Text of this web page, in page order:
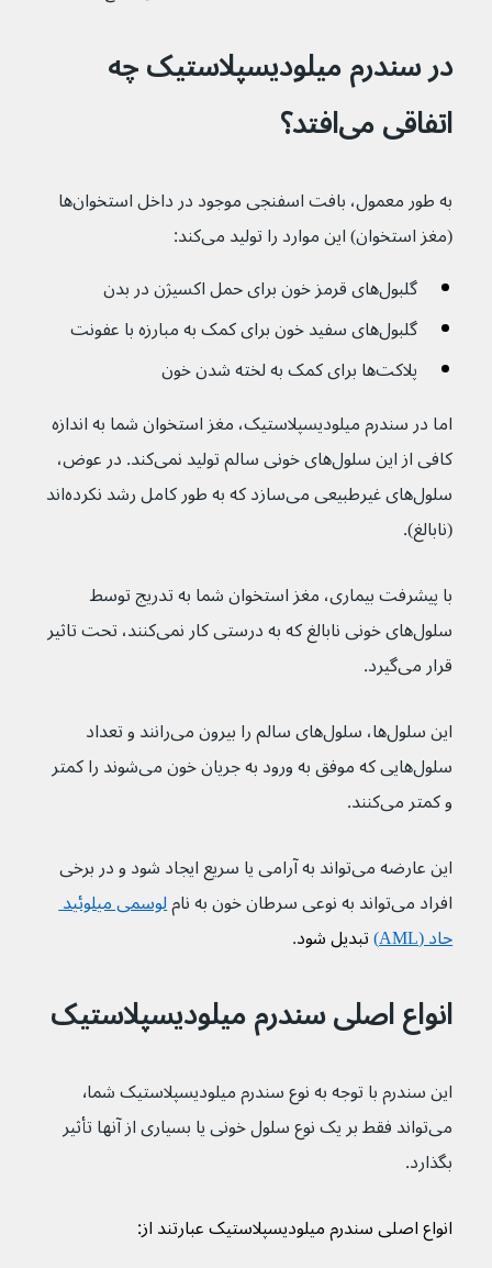
در سندرم میلودیسپلاستیک چه
اتفاقی می‌افتد؟
به طور معمول، بافت اسفنجی موجود در داخل استخوان‌ها
(مغز استخوان) این موارد را تولید می‌کند:
گلبول‌های قرمز خون برای حمل اکسیژن در بدن
گلبول‌های سفید خون برای کمک به مبارزه با عفونت
پلاکت‌ها برای کمک به لخته شدن خون
اما در سندرم میلودیسپلاستیک، مغز استخوان شما به اندازه
کافی از این سلول‌های خونی سالم تولید نمی‌کند. در عوض،
سلول‌های غیرطبیعی می‌سازد که به طور کامل رشد نکرده‌اند
(نابالغ).
با پیشرفت بیماری، مغز استخوان شما به تدریج توسط
سلول‌های خونی نابالغ که به درستی کار نمی‌کنند، تحت تاثیر
قرار می‌گیرد.
این سلول‌ها، سلول‌های سالم را بیرون می‌رانند و تعداد
سلول‌هایی که موفق به ورود به جریان خون می‌شوند را کمتر
و کمتر می‌کنند.
این عارضه می‌تواند به آرامی یا سریع ایجاد شود و در برخی
افراد می‌تواند به نوعی سرطان خون به نام
لوسمی میلوئید
حاد (AML)
تبدیل شود.
انواع اصلی سندرم میلودیسپلاستیک
می‌تواند فقط بر یک نوع سلول خونی یا بسیاری از آنها تأثیر
بگذارد.
انواع اصلی سندرم میلودیسپلاستیک عبارتند از: